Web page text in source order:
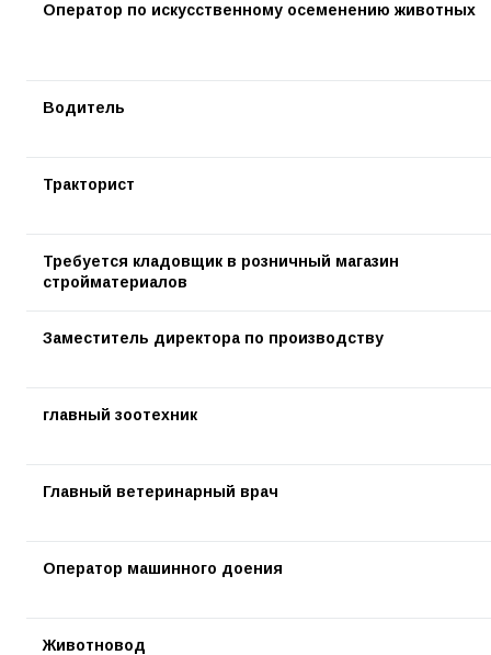
Оператор по искусственному осеменению животных
Водитель
Тракторист
Требуется кладовщик в розничный магазин
стройматериалов
Заместитель директора по производству
главный зоотехник
Главный ветеринарный врач
Оператор машинного доения
Животновод